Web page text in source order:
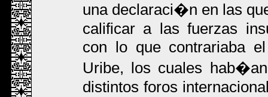
una declaraci�n en las
calificar a las fuerzas
con lo que contrariaba
Uribe, los cuales
distintos foros